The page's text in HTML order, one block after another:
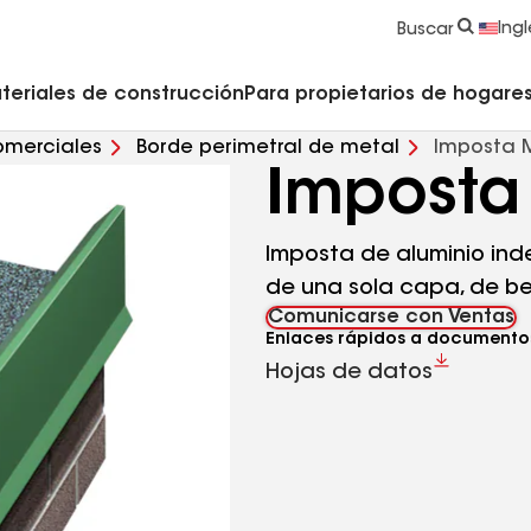
Buscar
de construcción Para propietarios de
Borde perimetral de metal Imposta
Imposta
Imposta de aluminio
de una sola capa, de
Comunicarse con Ventas
Enlaces rápidos a
Hojas de datos